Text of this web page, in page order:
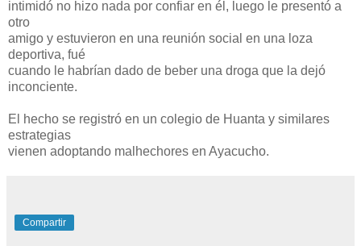
intimidó no hizo nada por confiar en él, luego le presentó a
otro
amigo y estuvieron en una reunión social en una loza
deportiva, fué
cuando le habrían dado de beber una droga que la dejó
inconciente.
El hecho se registró en un colegio de Huanta y similares
estrategias
vienen adoptando malhechores en Ayacucho.
Compartir